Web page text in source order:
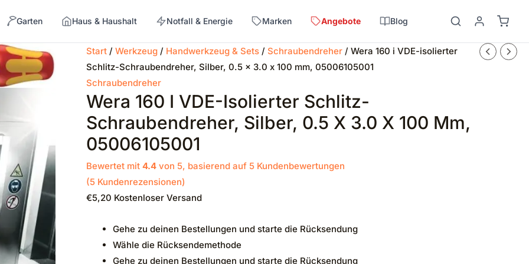
Garten Haus & Haushalt Notfall & Energie Marken Angebote Blog
→
Start/ Werkzeug/ Handwerkzeug & Sets/ Schraubendreher/ Wera 160 i VDE-isolierter
Schlitz-Schraubendreher, Silber, 0.5 x 3.0 x 100 mm, 05006105001
Schraubendreher
Wera 160 I VDE-Isolierter Schlitz-
Schraubendreher, Silber, 0.5 X 3.0 X 100 Mm,
05006105001
Bewertet mit 4.4von 5, basierend auf 5Kundenbewertungen
(5Kundenrezensionen)
€5,20 Kostenloser Versand
Gehe zu deinen Bestellungen und starte die Rücksendung
Wähle die Rücksendemethode
Gehe zu deinen Bestellungen und starte die Rücksendung